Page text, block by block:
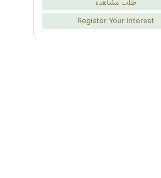
طلب مشاهدة
Register Your Interest